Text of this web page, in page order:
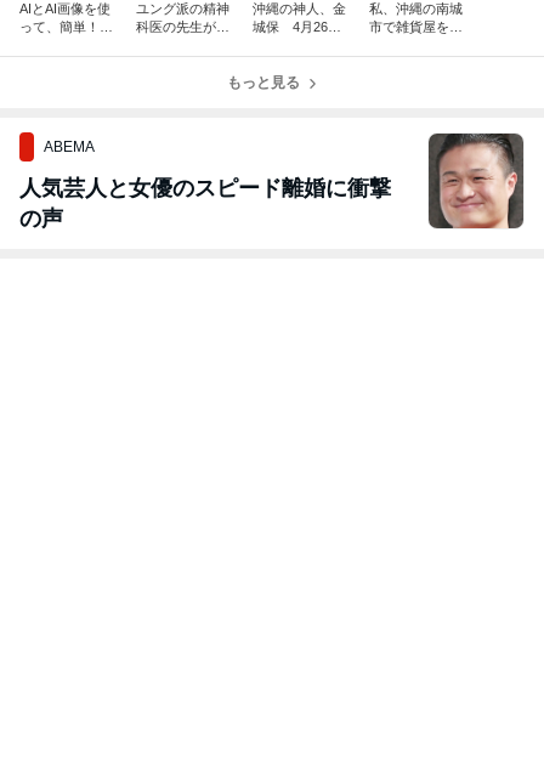
AIとAI画像を使
って、簡単！ス
ユング派の精神
科医の先生が家
沖縄の神人、金
城保 4月26
私、沖縄の南城
市で雑貨屋を始
もっと見る
ABEMA
人気芸人と女優のスピード離婚に衝撃
の声